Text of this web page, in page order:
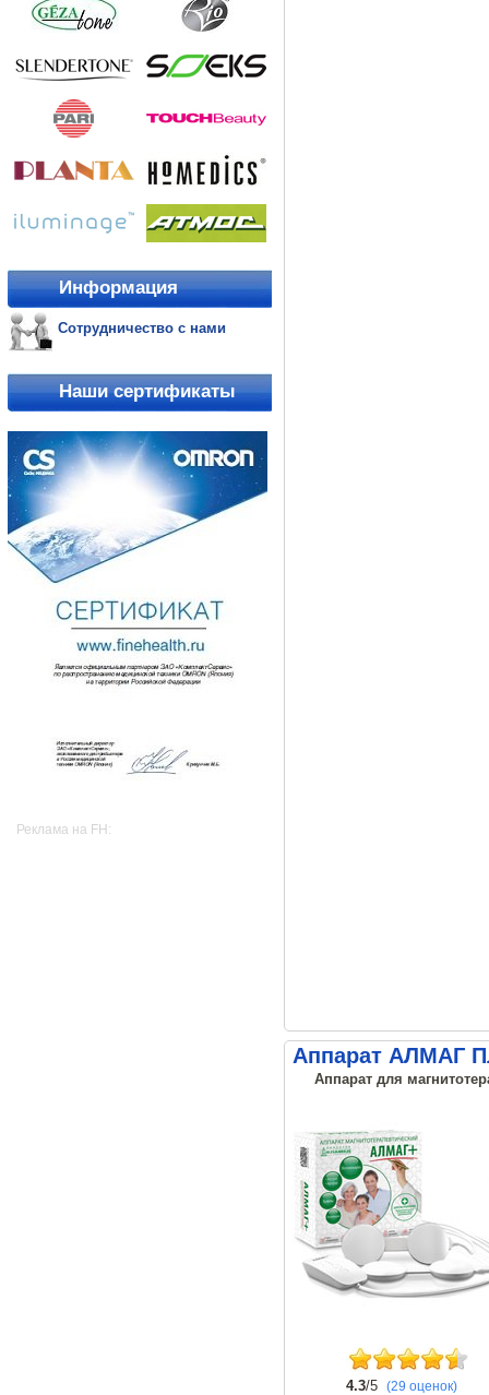
Информация
Сотрудничество с нами
Наши сертификаты
Реклама на FH:
Аппарат АЛМАГ
Аппарат для
4.3/5 (29 оценок)